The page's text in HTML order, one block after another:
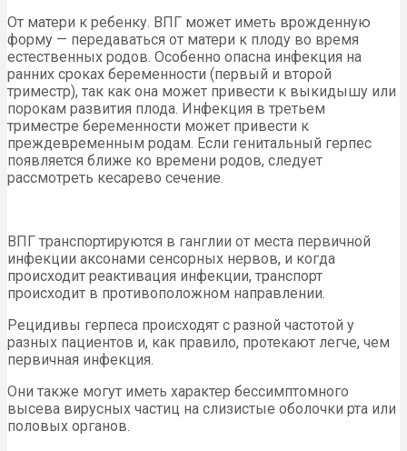
От матери к ребенку. ВПГ может иметь врожденную
форму — передаваться от матери к плоду во время
естественных родов. Особенно опасна инфекция на
ранних сроках беременности (первый и второй
триместр), так как она может привести к выкидышу или
порокам развития плода. Инфекция в третьем
триместре беременности может привести к
преждевременным родам. Если генитальный герпес
появляется ближе ко времени родов, следует
рассмотреть кесарево сечение.
ВПГ транспортируются в ганглии от места первичной
инфекции аксонами сенсорных нервов, и когда
происходит реактивация инфекции, транспорт
происходит в противоположном направлении.
Рецидивы герпеса происходят с разной частотой у
разных пациентов и, как правило, протекают легче, чем
первичная инфекция.
Они также могут иметь характер бессимптомного
высева вирусных частиц на слизистые оболочки рта или
половых органов.